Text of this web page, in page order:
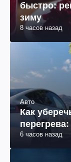
быстро:
зиму
8 часов назад
Авто
Как
6 часов назад